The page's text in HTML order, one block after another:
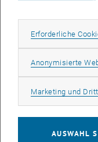
Univ.Prof. Dipl.-Ing.
Christian Bauer
Erforderliche
Anonymisierte
Marketing und
AUSWAHL